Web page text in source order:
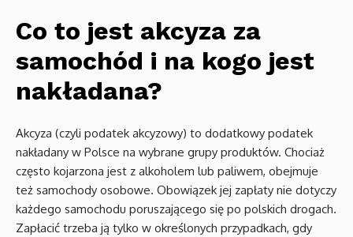
Co to jest akcyza za
samochód i na kogo jest
nakładana?
Akcyza (czyli podatek akcyzowy) to dodatkowy podatek
nakładany w Polsce na wybrane grupy produktów. Chociaż
często kojarzona jest z alkoholem lub paliwem, obejmuje
też samochody osobowe. Obowiązek jej zapłaty nie dotyczy
każdego samochodu poruszającego się po polskich drogach.
Zapłacić trzeba ją tylko w określonych przypadkach, gdy